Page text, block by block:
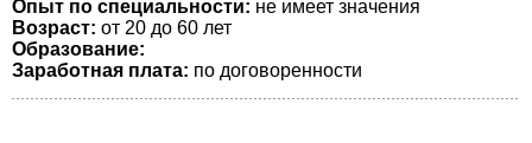
Опыт по специальности: не имеет значения
Возраст: от 20 до 60 лет
Образование:
Заработная плата: по договоренности